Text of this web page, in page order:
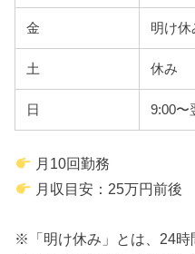
金 明け休
土 休み
日 9:00〜
月10回勤務
月収目安：25万円前後
※「明け休み」とは、24時